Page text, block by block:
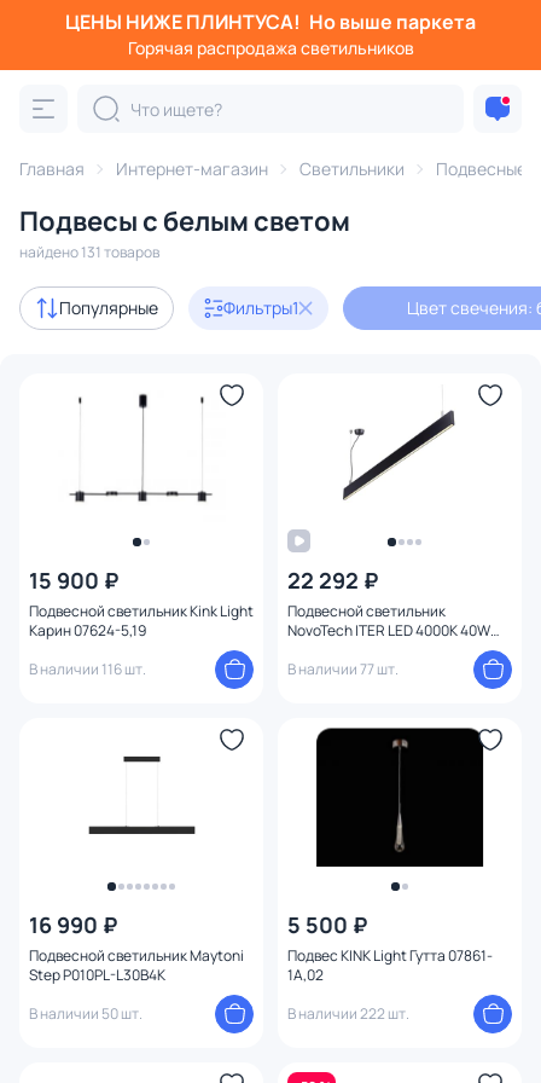
ЦЕНЫ НИЖЕ ПЛИНТУСА! Но выше паркета
Горячая распродажа светильников
Главная Интернет-магазин Светильники Подвесные
Подвесы с белым светом
найдено 131 товаров
Популярные Фильтры1 Цвет свечения:
15 900 ₽
Подвесной светильник Kink Light
Карин 07624-5,19
В наличии 116 шт.
22 292 ₽
Подвесной светильник
NovoTech ITER LED 4000K 40W
В наличии 77 шт.
16 990 ₽
Подвесной светильник Maytoni
Step P010PL-L30B4K
В наличии 50 шт.
5 500 ₽
Подвес KINK Light Гутта 07861-
1A,02
В наличии 222 шт.
Фильтры
Категория: Подвесные светильники
подвесы на круглом основании
Акции 30
Дизайнерский свет 15
Цена
От До
Страна
Материал арматуры